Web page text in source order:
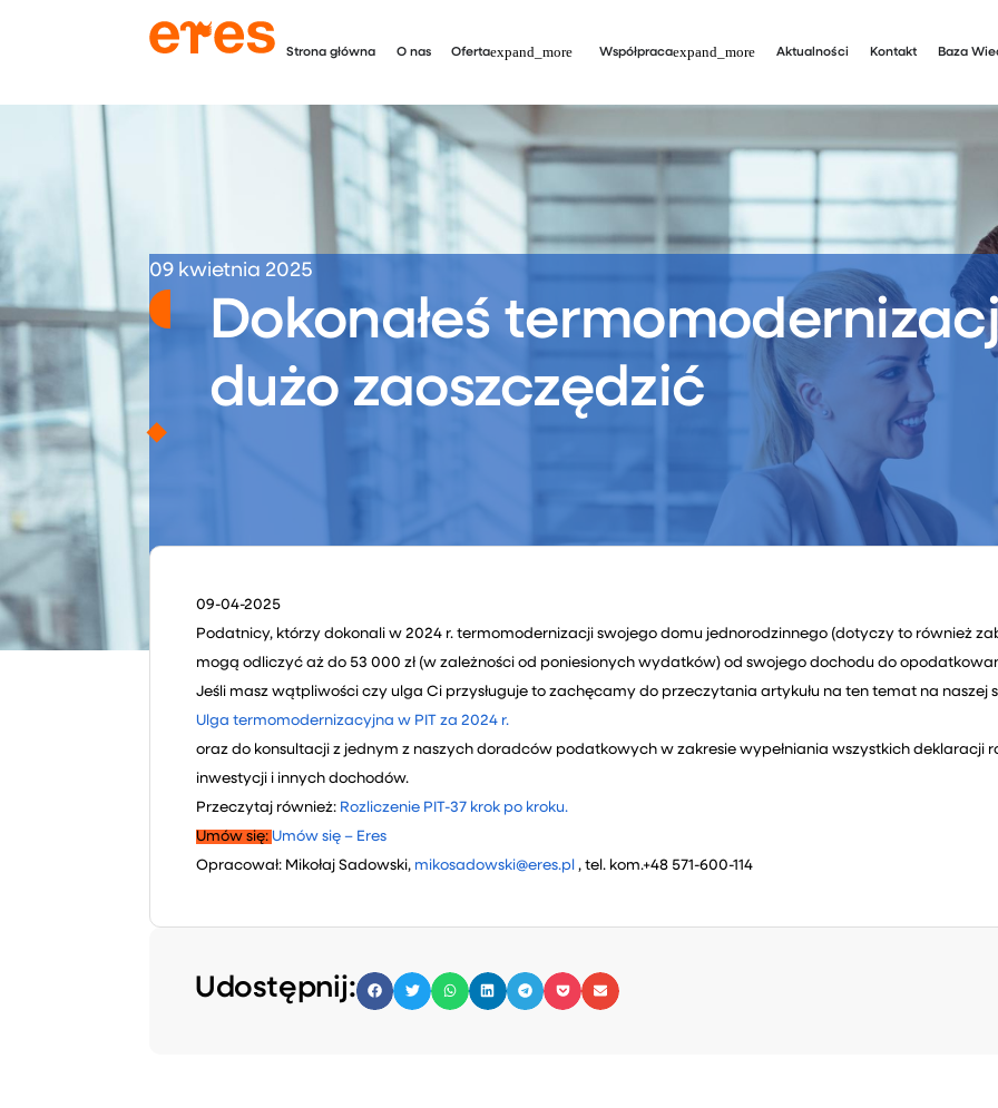
Strona główna O nas Oferta Współpraca Aktualności Kontakt Baza
09 kwietnia 2025
Dokonałeś
dużo zaoszczędzić
09-04-2025
Podatnicy, którzy dokonali w 2024 r. termomodernizacji swojego domu jednorodzinnego (dotyczy to również
mogą odliczyć aż do 53 000 zł (w zależności od poniesionych wydatków) od swojego dochodu do
Jeśli masz wątpliwości czy ulga Ci przysługuje to zachęcamy do przeczytania artykułu na ten temat na naszej
Ulga termomodernizacyjna w PIT za 2024 r.
oraz do konsultacji z jednym z naszych doradców podatkowych w zakresie wypełniania wszystkich deklaracji
inwestycji i innych dochodów.
Przeczytaj również: Rozliczenie PIT-37 krok po kroku.
Umów się: Umów się – Eres
Opracował: Mikołaj Sadowski, mikosadowski@eres.pl , tel. kom.+48 571-600-114
Udostępnij: